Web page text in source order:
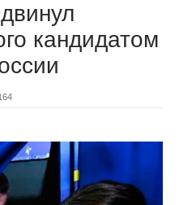
кандидатом